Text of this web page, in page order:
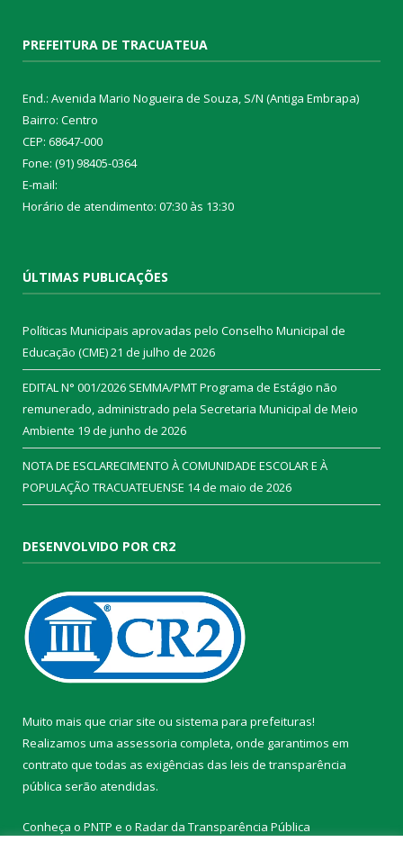
PREFEITURA DE TRACUATEUA
End.: Avenida Mario Nogueira de Souza, S/N (Antiga Embrapa)
Bairro: Centro
CEP: 68647-000
Fone: (91) 98405-0364
E-mail:
Horário de atendimento: 07:30 às 13:30
ÚLTIMAS PUBLICAÇÕES
Políticas Municipais aprovadas pelo Conselho Municipal de
Educação (CME)21 de julho de 2026
EDITAL N° 001/2026 SEMMA/PMT Programa de Estágio não
remunerado, administrado pela Secretaria Municipal de Meio
Ambiente 19 de junho de 2026
NOTA DE ESCLARECIMENTO À COMUNIDADE ESCOLAR E À
POPULAÇÃO TRACUATEUENSE 14 de maio de 2026
DESENVOLVIDO POR CR2
Muito mais que criar site ou sistema para prefeituras!
Realizamos uma assessoria completa, onde garantimos em
contrato que todas as exigências das leis de transparência
pública serão atendidas.
Conheça o PNTP e o Radar da Transparência Pública